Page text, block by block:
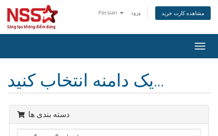
Persian ورود مشاهده کارت خرید
تغییر
یک دامنه انتخاب کنید...
دسته بندی ها